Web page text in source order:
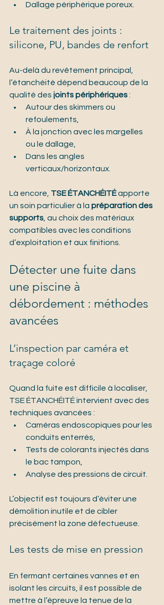
Dallage périphérique poreux.
Le traitement des joints :
silicone, PU, bandes de renfort
Au-delà du revêtement principal,
l’étanchéité dépend beaucoup de la
qualité des joints périphériques :
Autour des skimmers ou
refoulements,
À la jonction avec les margelles
ou le dallage,
Dans les angles
verticaux/horizontaux.
Là encore, TSE ÉTANCHÉITÉ apporte
un soin particulier à la préparation des
supports , au choix des matériaux
compatibles avec les conditions
d’exploitation et aux finitions.
Détecter une fuite dans
une piscine à
débordement : méthodes
avancées
L’inspection par caméra et
traçage coloré
Quand la fuite est difficile à localiser,
TSE ÉTANCHÉITÉ intervient avec des
techniques avancées :
Caméras endoscopiques pour les
conduits enterrés,
Tests de colorants injectés dans
le bac tampon,
Analyse des pressions de circuit.
L’objectif est toujours d’éviter une
démolition inutile et de cibler
précisément la zone défectueuse.
Les tests de mise en pression
En fermant certaines vannes et en
isolant les circuits, il est possible de
mettre à l’épreuve la tenue de la